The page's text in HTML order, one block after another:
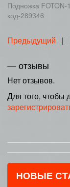
Подножка
код-289346
Предыдущий |
— отзывы
Нет отзывов.
Для того, чтобы
НОВЫЕ